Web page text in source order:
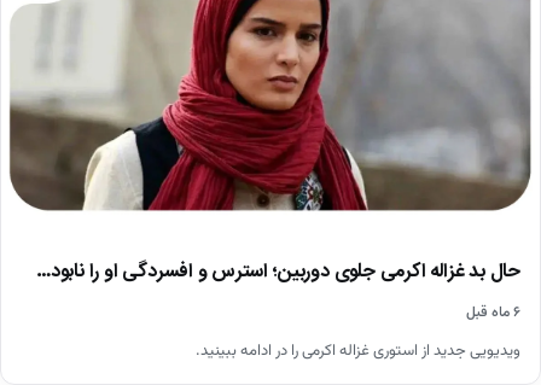
حال بد غزاله اکرمی جلوی دوربین؛ استرس و افسردگی او را نابود…
۶ ماه قبل
ویدیویی جدید از استوری غزاله اکرمی را در ادامه ببینید.